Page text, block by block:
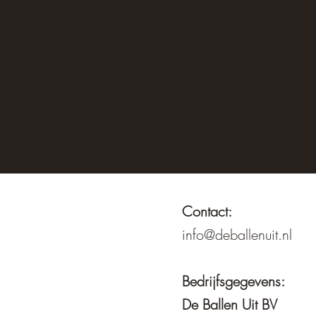
Contact:
info@deballenuit.nl
Bedrijfsgegevens:
De Ballen Uit BV